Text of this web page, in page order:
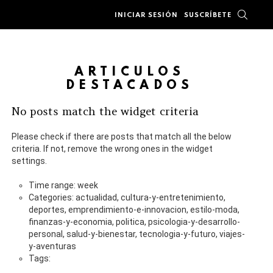
INICIAR SESIÓN SUSCRÍBETE
ARTÍCULOS
DESTACADOS
No posts match the widget criteria
Please check if there are posts that match all the below
criteria. If not, remove the wrong ones in the widget
settings.
Time range: week
Categories: actualidad, cultura-y-entretenimiento,
deportes, emprendimiento-e-innovacion, estilo-moda,
finanzas-y-economia, politica, psicologia-y-desarrollo-
personal, salud-y-bienestar, tecnologia-y-futuro, viajes-
y-aventuras
Tags: